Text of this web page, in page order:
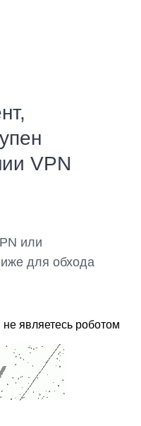
VPN
или
для обхода
являетесь роботом